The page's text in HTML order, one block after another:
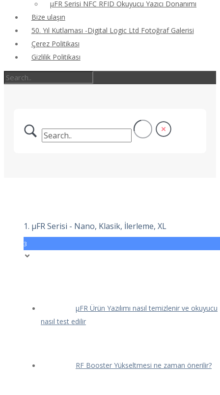
μFR Serisi NFC RFID Okuyucu Yazıcı Donanımı
Bize ulaşın
50. Yıl Kutlaması -Digital Logic Ltd Fotoğraf Galerisi
Çerez Politikası
Gizlilik Politikası
1. μFR Serisi - Nano, Klasik, İlerleme, XL
3
μFR Ürün Yazılımı nasıl temizlenir ve okuyucu
nasıl test edilir
RF Booster Yükseltmesi ne zaman önerilir?